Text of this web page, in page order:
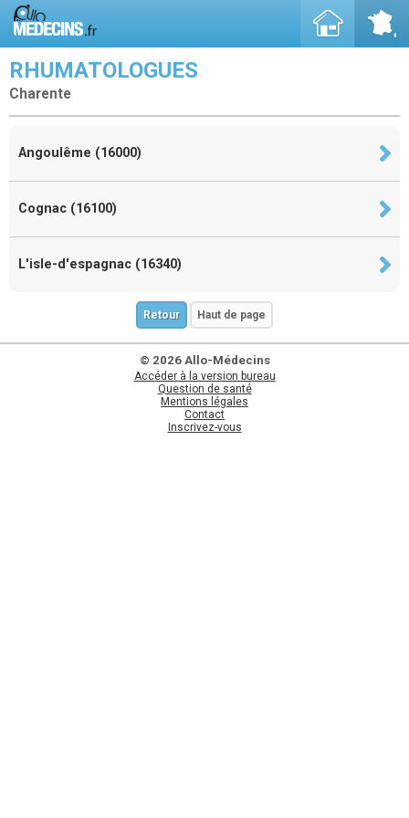
RHUMATOLOGUES
Charente
Angoulême (16000)
Cognac (16100)
L'isle-d'espagnac (16340)
Retour Haut de page
© 2026 Allo-Médecins
Accéder à la version bureau
Question de santé
Mentions légales
Contact
Inscrivez-vous